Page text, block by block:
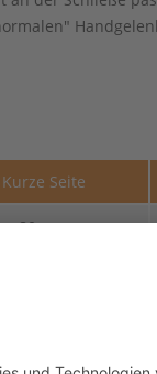
Kurze Seite
80 mm
80 mm